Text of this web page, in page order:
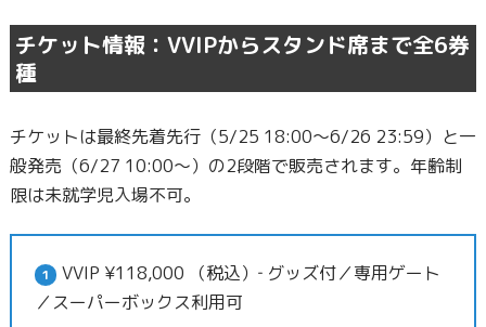
チケット情報：VVIPからスタンド席まで全6券
種
チケットは最終先着先行（5/25 18:00〜6/26 23:59）と一
般発売（6/27 10:00〜）の2段階で販売されます。年齢制
限は未就学児入場不可。
VVIP ¥118,000 （税込）‐ グッズ付／専用ゲート
／スーパーボックス利用可